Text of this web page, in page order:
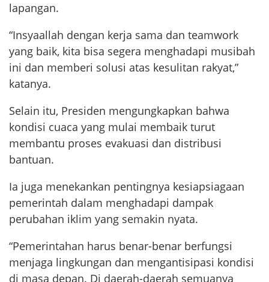
lapangan.
“Insyaallah dengan kerja sama dan teamwork
yang baik, kita bisa segera menghadapi musibah
ini dan memberi solusi atas kesulitan rakyat,”
katanya.
Selain itu, Presiden mengungkapkan bahwa
kondisi cuaca yang mulai membaik turut
membantu proses evakuasi dan distribusi
bantuan.
Ia juga menekankan pentingnya kesiapsiagaan
pemerintah dalam menghadapi dampak
perubahan iklim yang semakin nyata.
“Pemerintahan harus benar-benar berfungsi
menjaga lingkungan dan mengantisipasi kondisi
di masa depan. Di daerah-daerah semuanya